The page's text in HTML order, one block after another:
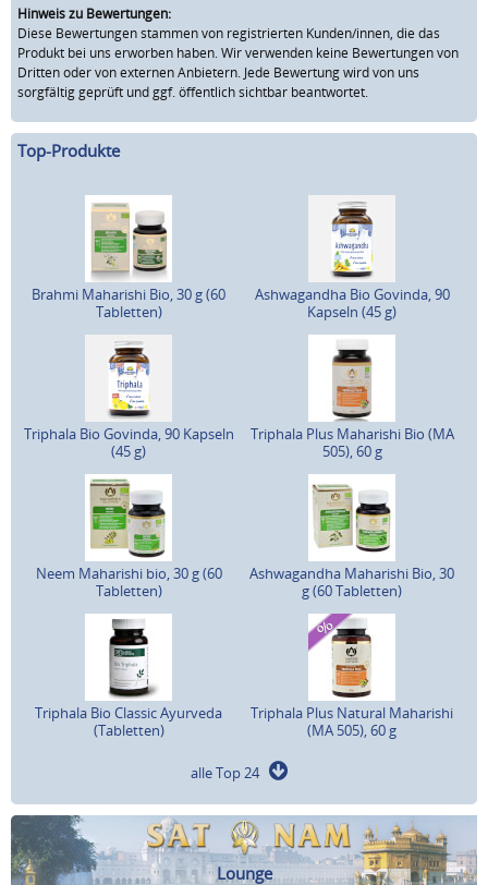
Hinweis zu Bewertungen:
Diese Bewertungen stammen von registrierten Kunden/innen, die das
Produkt bei uns erworben haben. Wir verwenden keine Bewertungen von
Dritten oder von externen Anbietern. Jede Bewertung wird von uns
sorgfältig geprüft und ggf. öffentlich sichtbar beantwortet.
Top-Produkte
Brahmi Maharishi Bio, 30 g (60
Tabletten)
Ashwagandha Bio Govinda, 90
Kapseln (45 g)
Triphala Bio Govinda, 90 Kapseln
(45 g)
Triphala Plus Maharishi Bio (MA
505), 60 g
Neem Maharishi bio, 30 g (60
Tabletten)
Ashwagandha Maharishi Bio, 30
g (60 Tabletten)
Triphala Bio Classic Ayurveda
(Tabletten)
Triphala Plus Natural Maharishi
(MA 505), 60 g
alle Top 24
Lounge